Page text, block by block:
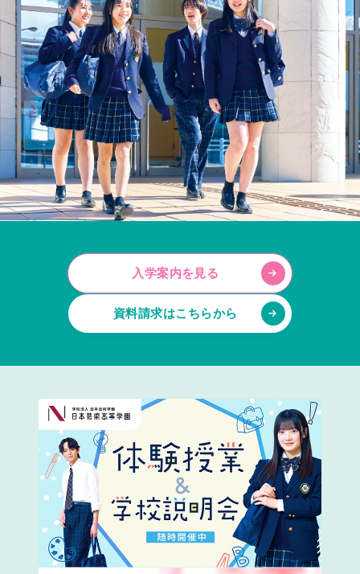
入学案内を見る
資料請求はこちらから